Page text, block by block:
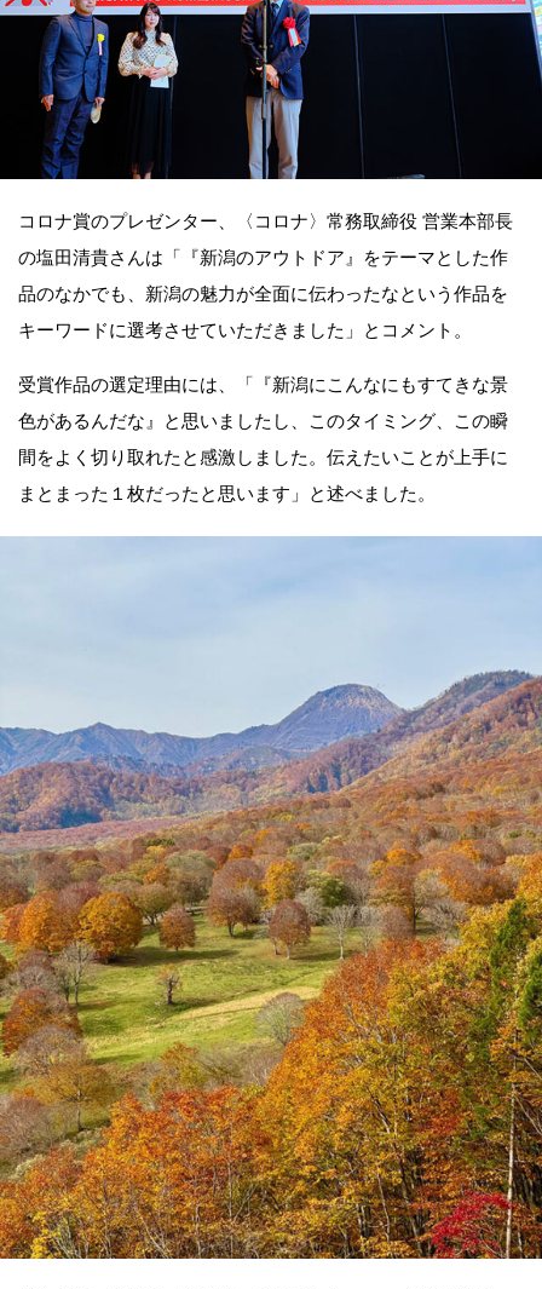
コロナ賞のプレゼンター、〈コロナ〉常務取締役 営業本部長
の塩田清貴さんは「『新潟のアウトドア』をテーマとした作
品のなかでも、新潟の魅力が全面に伝わったなという作品を
キーワードに選考させていただきました」とコメント。
受賞作品の選定理由には、「『新潟にこんなにもすてきな景
色があるんだな』と思いましたし、このタイミング、この瞬
間をよく切り取れたと感激しました。伝えたいことが上手に
まとまった１枚だったと思います」と述べました。